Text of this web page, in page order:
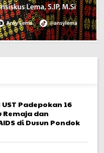
Padepokan 16
Remaja dan
di Dusun Pondok